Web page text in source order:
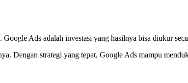
Ads adalah investasi yang hasilnya bisa diukur
Dengan strategi yang tepat, Google Ads mampu